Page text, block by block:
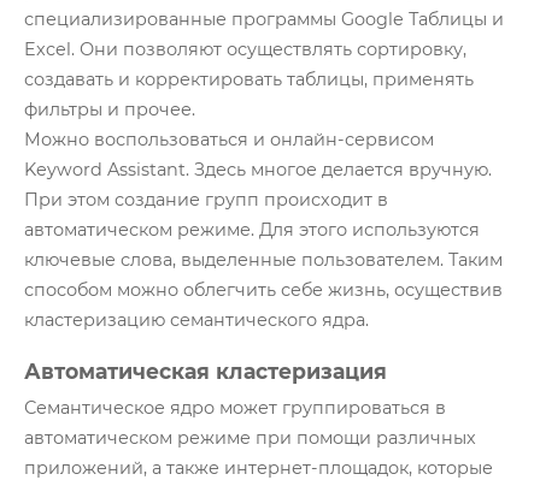
специализированные программы Google Таблицы и
Excel. Они позволяют осуществлять сортировку,
создавать и корректировать таблицы, применять
фильтры и прочее.
Можно воспользоваться и онлайн-сервисом
Keyword Assistant. Здесь многое делается вручную.
При этом создание групп происходит в
автоматическом режиме. Для этого используются
ключевые слова, выделенные пользователем. Таким
способом можно облегчить себе жизнь, осуществив
кластеризацию семантического ядра.
Автоматическая кластеризация
Семантическое ядро может группироваться в
автоматическом режиме при помощи различных
приложений, а также интернет-площадок, которые